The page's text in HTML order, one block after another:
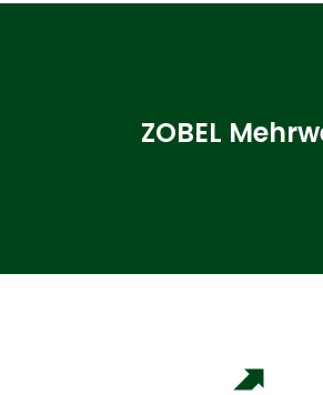
ZOBEL